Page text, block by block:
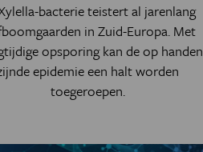
bacterie teistert al jarenlang
in Zuid-Europa. Met
opsporing kan de op handen
epidemie een halt worden
toegeroepen.